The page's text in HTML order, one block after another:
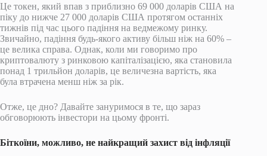
Це токен, який впав з приблизно 69 000 доларів США на
піку до нижче 27 000 доларів США протягом останніх
тижнів під час цього падіння на ведмежому ринку.
Звичайно, падіння будь-якого активу більш ніж на 60% –
це велика справа. Однак, коли ми говоримо про
криптовалюту з ринковою капіталізацією, яка становила
понад 1 трильйон доларів, це величезна вартість, яка
була втрачена менш ніж за рік.
Отже, це дно? Давайте зануримося в те, що зараз
обговорюють інвестори на цьому фронті.
Біткоїни, можливо, не найкращий захист від інфляції